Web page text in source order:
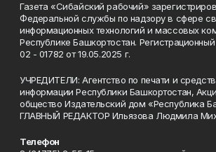
Газета «Сибайский рабочий»
Федеральной службы по надзору в сфере
информационных технологий и массовых
Республике Башкортостан.
02 - 01782 от 19.05.2025 г.
УЧРЕДИТЕЛИ: Агентство по печати и
информации Республики Башкортостан,
общество Издательский дом «Республика
ГЛАВНЫЙ РЕДАКТОР Ильязова Людмила
Телефон